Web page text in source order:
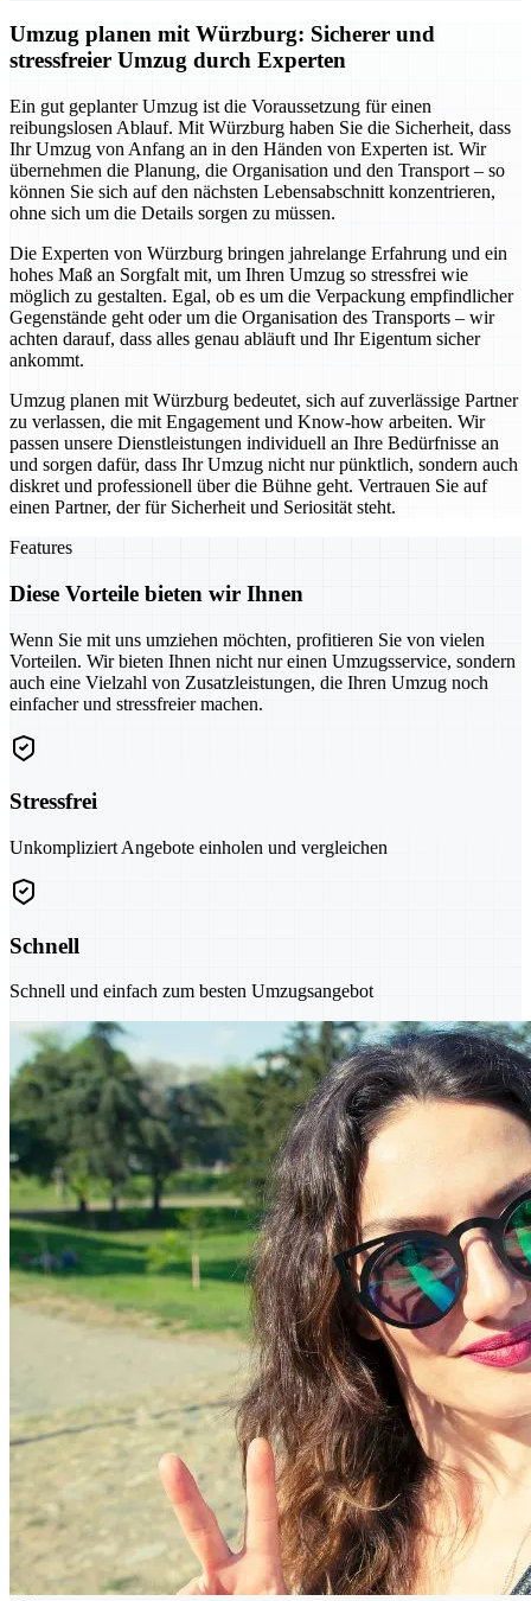
Umzug planen mit Würzburg: Sicherer und
stressfreier Umzug durch Experten
Ein gut geplanter Umzug ist die Voraussetzung für einen
reibungslosen Ablauf. Mit Würzburg haben Sie die Sicherheit, dass
Ihr Umzug von Anfang an in den Händen von Experten ist. Wir
übernehmen die Planung, die Organisation und den Transport – so
können Sie sich auf den nächsten Lebensabschnitt konzentrieren,
ohne sich um die Details sorgen zu müssen.
Die Experten von Würzburg bringen jahrelange Erfahrung und ein
hohes Maß an Sorgfalt mit, um Ihren Umzug so stressfrei wie
möglich zu gestalten. Egal, ob es um die Verpackung empfindlicher
Gegenstände geht oder um die Organisation des Transports – wir
achten darauf, dass alles genau abläuft und Ihr Eigentum sicher
ankommt.
Umzug planen mit Würzburg bedeutet, sich auf zuverlässige Partner
zu verlassen, die mit Engagement und Know-how arbeiten. Wir
passen unsere Dienstleistungen individuell an Ihre Bedürfnisse an
und sorgen dafür, dass Ihr Umzug nicht nur pünktlich, sondern auch
diskret und professionell über die Bühne geht. Vertrauen Sie auf
einen Partner, der für Sicherheit und Seriosität steht.
Features
Diese Vorteile bieten wir Ihnen
Wenn Sie mit uns umziehen möchten, profitieren Sie von vielen
Vorteilen. Wir bieten Ihnen nicht nur einen Umzugsservice, sondern
auch eine Vielzahl von Zusatzleistungen, die Ihren Umzug noch
einfacher und stressfreier machen.
Stressfrei
Unkompliziert Angebote einholen und vergleichen
Schnell
Schnell und einfach zum besten Umzugsangebot